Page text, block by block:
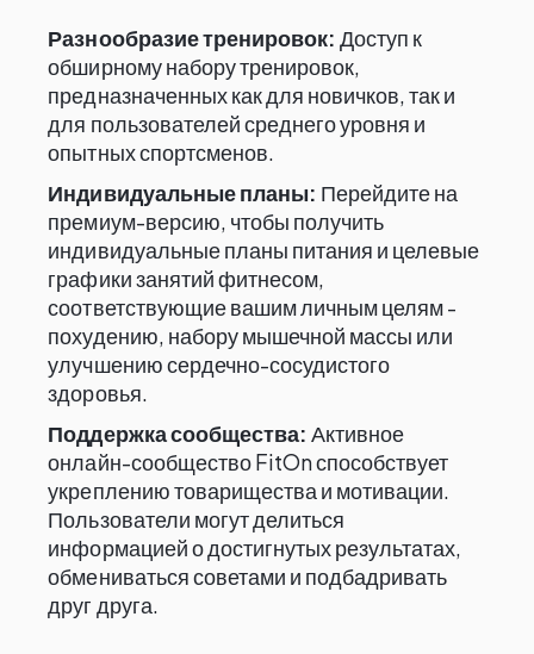
Разнообразие тренировок:Доступ к
обширному набору тренировок,
предназначенных как для новичков, так и
для пользователей среднего уровня и
опытных спортсменов.
Индивидуальные планы: Перейдите на
премиум-версию, чтобы получить
индивидуальные планы питания и целевые
графики занятий фитнесом,
соответствующие вашим личным целям -
похудению, набору мышечной массы или
улучшению сердечно-сосудистого
здоровья.
Поддержка сообщества: Активное
онлайн-сообщество FitOn способствует
укреплению товарищества и мотивации.
Пользователи могут делиться
информацией о достигнутых результатах,
обмениваться советами и подбадривать
друг друга.